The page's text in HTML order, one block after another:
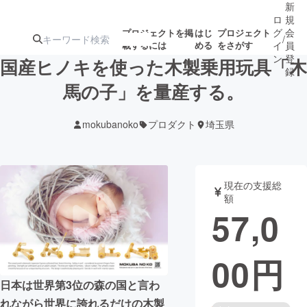
プロジェクトを掲
載するには
はじ
める
プロジェクト
をさがす
ターン
注目の新着プロ
ジェクト
募集終了が近いプ
ロジェクト
アート・写真 音楽
テクノロジー・ガジェット ゲーム・
映像・映画 書籍・雑誌
ビジネス・起業 チャレンジ
ロ
グ
イ
ン
/
新
規
会
員
登
録
国産ヒノキを使った木製乗用玩具「木
馬の子」を量産する。
mokubanoko プロダクト 埼玉県
日本は世界第3位の森の国と言わ
れながら世界に誇れるだけの木製
現在の支援総
額
57,0
00円